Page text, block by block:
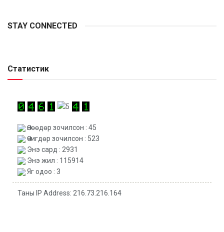
STAY CONNECTED
Статистик
Өнөөдөр зочилсон : 45
Өчигдөр зочилсон : 523
Энэ сард : 2931
Энэ жил : 115914
Яг одоо : 3
Таны IP Address: 216.73.216.164